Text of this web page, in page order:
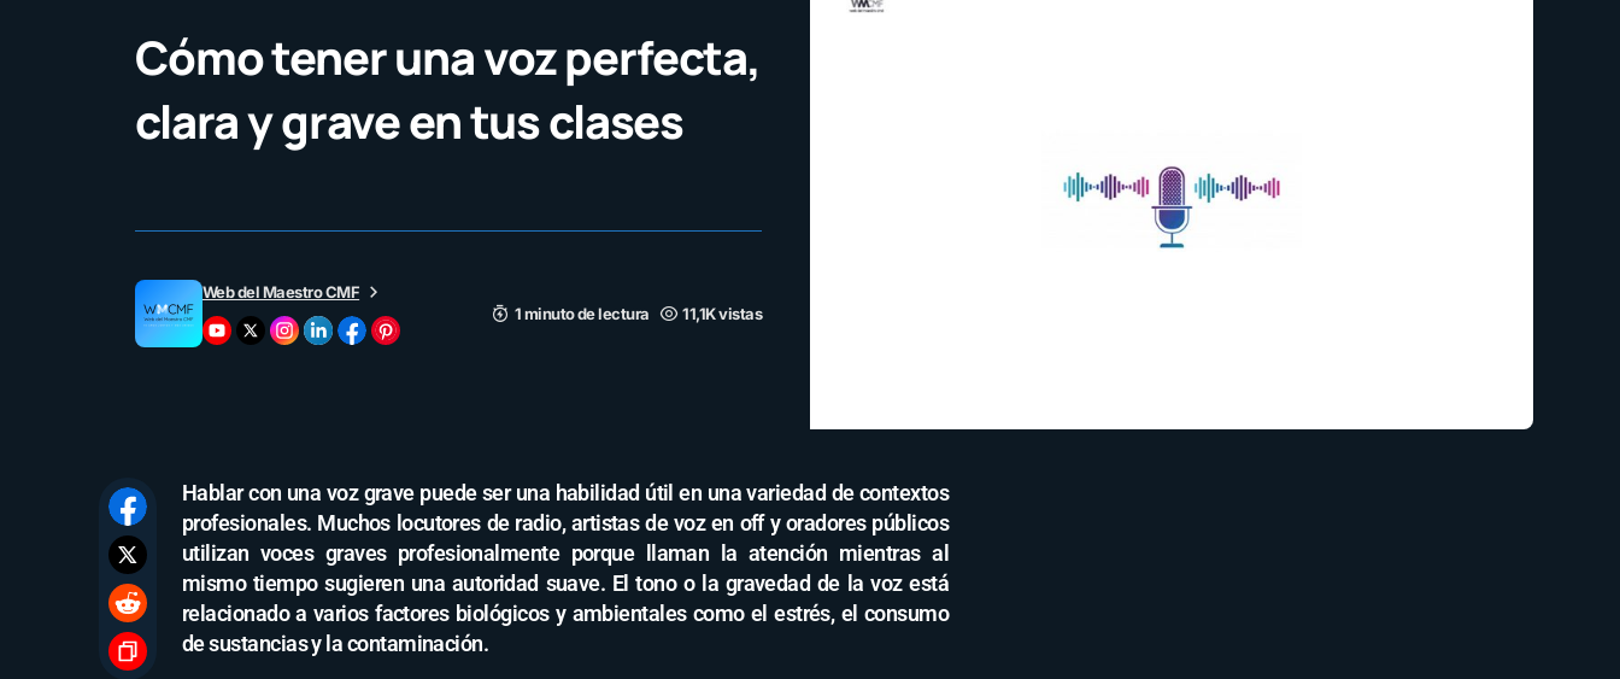
Cómo tener una voz perfecta,
clara y grave en tus clases
Web del Maestro CMF
1 minuto de lectura
11,1K vistas
Hablar con una voz grave puede ser una habilidad útil en una variedad de contextos
profesionales. Muchos locutores de radio, artistas de voz en off y oradores públicos
utilizan voces graves profesionalmente porque llaman la atención mientras al
mismo tiempo sugieren una autoridad suave. El tono o la gravedad de la voz está
relacionado a varios factores biológicos y ambientales como el estrés, el consumo
de sustancias y la contaminación.